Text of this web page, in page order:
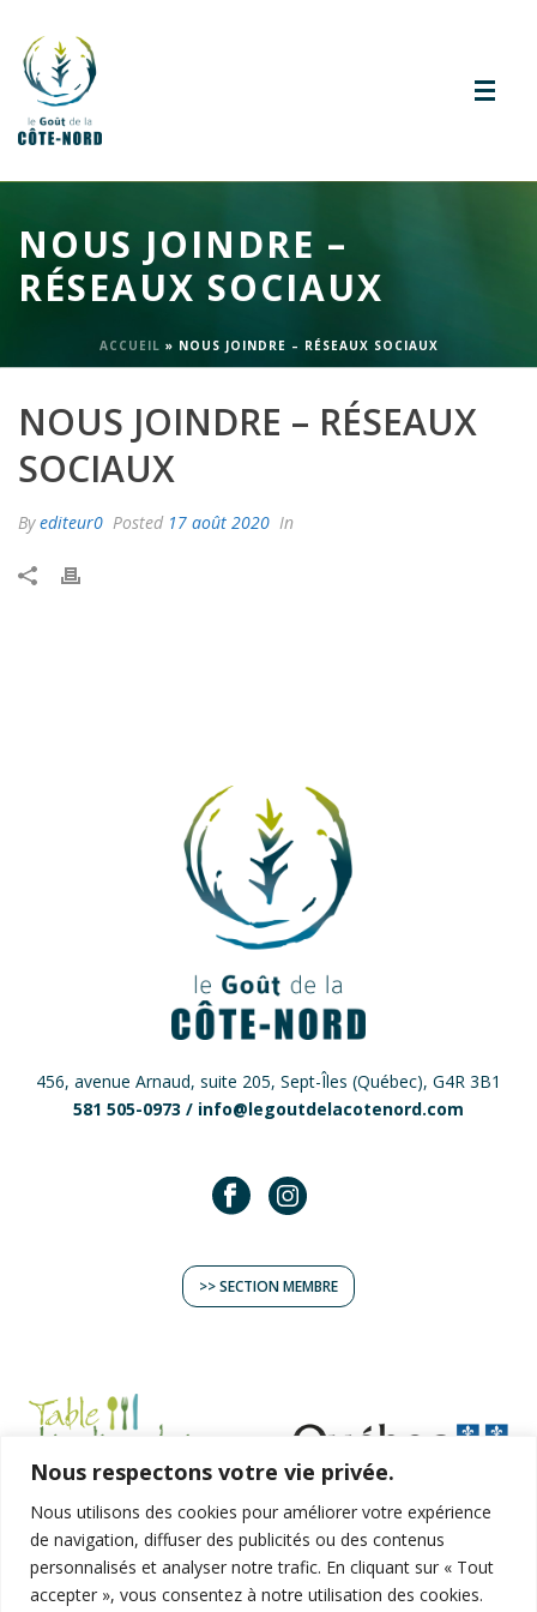
Nous respectons votre vie privée.
Nous utilisons des cookies pour améliorer votre expérience
de navigation, diffuser des publicités ou des contenus
personnalisés et analyser notre trafic. En cliquant sur « Tout
accepter », vous consentez à notre utilisation des cookies.
NOUS JOINDRE –
RÉSEAUX SOCIAUX
ACCUEIL » NOUS JOINDRE – RÉSEAUX SOCIAUX
NOUS JOINDRE – RÉSEAUX
SOCIAUX
Byediteur0 Posted 17 août 2020 In
456, avenue Arnaud, suite 205, Sept-Îles (Québec), G4R 3B1
581 505-0973 / info@legoutdelacotenord.com
>> SECTION MEMBRE
TERROIR
EXPÉRIENCES
ARTISANS